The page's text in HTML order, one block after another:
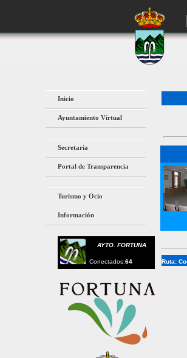
Inicio
Ayuntamiento Virtual
Secretaría
Portal de Transparencia
Turismo y Ocio
Información
AYTO. FORTUNA
Conectados:64 Ruta: